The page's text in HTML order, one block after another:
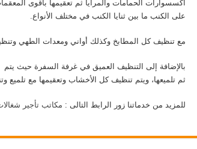
اكسسوارات الحمامات والمرايا ثم تعقيمها بأقوى
على الكنب ما بين ثنايا الكنب في مختلف الأنواع.
مع تنظيف كل المطابخ وكذلك أواني ومعدات الطهي
بالإضافة إلى التنظيف العميق في غرفة السفرة حيث
ثم تلميعها، ويتم تنظيف كل الأخشاب وتعقيمها مع تلميع
للمزيد من خدماتنا زور الرابط التالى : مكاتب تأجير